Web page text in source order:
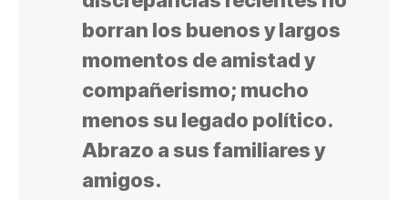
borran los buenos y largos
momentos de amistad y
compañerismo; mucho
menos su legado político.
Abrazo a sus familiares y
amigos.